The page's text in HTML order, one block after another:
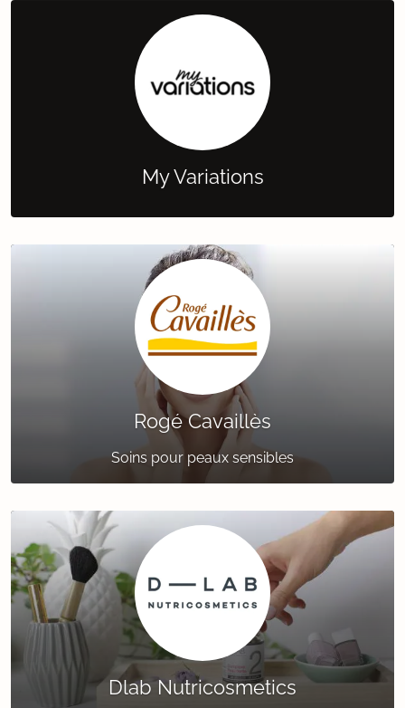
My Variations
Rogé Cavaillès
Soins pour peaux sensibles
Dlab Nutricosmetics